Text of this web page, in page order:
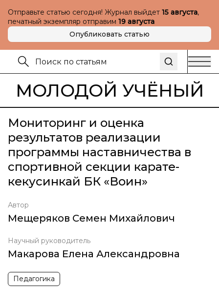
Отправьте статью сегодня! Журнал выйдет 15 августа,
печатный экземпляр отправим 19 августа
Опубликовать статью
МОЛОДОЙ УЧЁНЫЙ
Мониторинг и оценка
результатов реализации
программы наставничества в
спортивной секции карате-
кекусинкай БК «Воин»
Автор
Мещеряков Семен Михайлович
Научный руководитель
Макарова Елена Александровна
Педагогика